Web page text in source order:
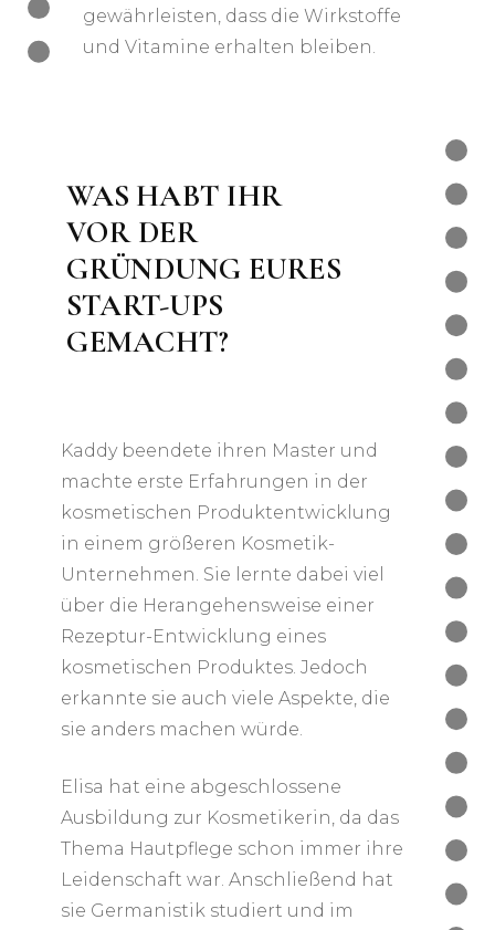
gewährleisten, dass die Wirkstoffe
und Vitamine erhalten bleiben.
WAS HABT IHR
VOR DER
GRÜNDUNG EURES
START-UPS
GEMACHT?
Kaddy beendete ihren Master und
machte erste Erfahrungen in der
kosmetischen Produktentwicklung
in einem größeren Kosmetik-
Unternehmen. Sie lernte dabei viel
über die Herangehensweise einer
Rezeptur-Entwicklung eines
kosmetischen Produktes. Jedoch
erkannte sie auch viele Aspekte, die
sie anders machen würde.
Elisa hat eine abgeschlossene
Ausbildung zur Kosmetikerin, da das
Thema Hautpflege schon immer ihre
Leidenschaft war. Anschließend hat
sie Germanistik studiert und im